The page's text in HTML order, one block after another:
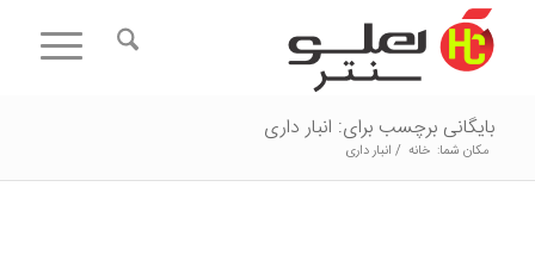
بایگانی برچسب برای: انبار داری
مکان شما: خانه / انبار داری